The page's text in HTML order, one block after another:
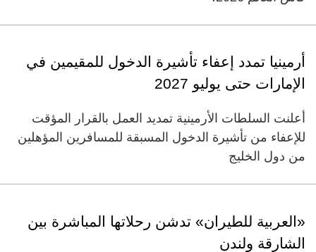
أرمينيا تمدد إعفاء تأشيرة الدخول للمقيمين في
الإمارات حتى يوليو 2027
أعلنت السلطات الأرمينية تمديد العمل بالقرار المؤقت
للإعفاء من تأشيرة الدخول المسبقة للمسافرين المؤهلين
من دول الخليج
«العربية للطيران» تدشن رحلاتها المباشرة بين
الشارقة ولندن